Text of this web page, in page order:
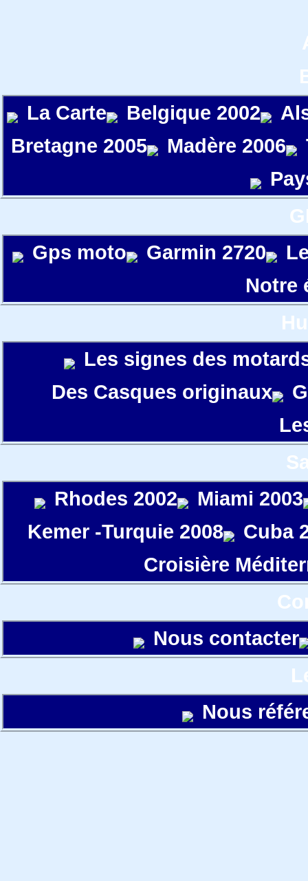
La Carte
Belgique 2002
Bretagne 2005
Madère 2006
Gps moto
Garmin 2720
Notre
Les signes des
Des Casques originaux
Rhodes 2002
Miami 2003
Kemer -Turquie 2008
Cuba
Croisière
Nous contacter
Nous